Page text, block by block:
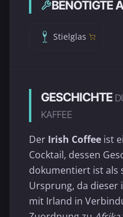
BENÖTIGTE
Stielglas
GESCHICHTE
KAFFEE
Der Irish Coffee ist
Cocktail, dessen
dokumentiert ist als
Ursprung, da
mit Irland in